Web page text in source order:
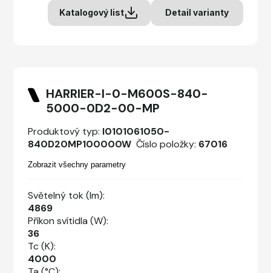
Katalogový list Detail varianty
HARRIER-I-0-M600S-840-
5000-0D2-00-MP
Produktový typ: I0101061050-
840D20MP100000W Číslo položky: 67016
Zobrazit všechny parametry
Světelný tok (lm):
4869
Příkon svítidla (W):
36
Tc (K):
4000